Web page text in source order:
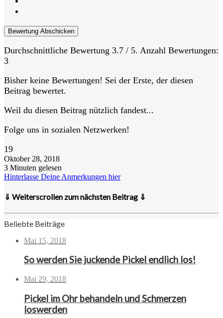
Bewertung Abschicken
Durchschnittliche Bewertung 3.7 / 5. Anzahl Bewertungen:
3
Bisher keine Bewertungen! Sei der Erste, der diesen
Beitrag bewertet.
Weil du diesen Beitrag nützlich fandest...
Folge uns in sozialen Netzwerken!
19
Oktober 28, 2018
3 Minuten gelesen
Hinterlasse Deine Anmerkungen hier
⇓ Weiterscrollen zum nächsten Beitrag ⇓
Beliebte Beiträge
Mai 15, 2018
So werden Sie juckende Pickel endlich los!
Mai 29, 2018
Pickel im Ohr behandeln und Schmerzen
loswerden